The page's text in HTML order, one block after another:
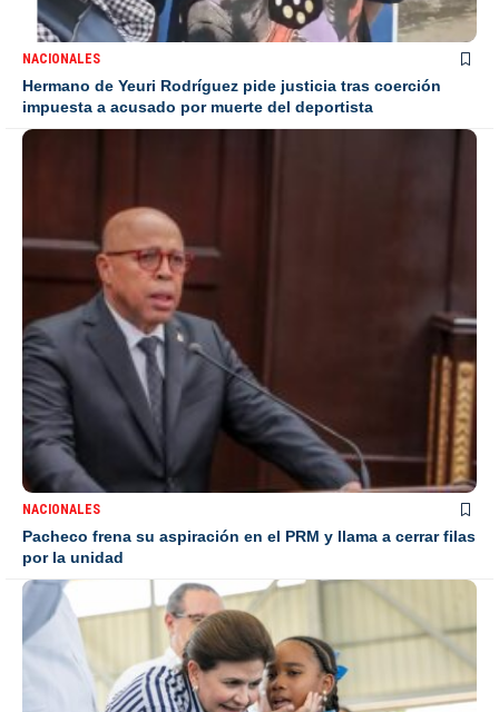
NACIONALES
Hermano de Yeuri Rodríguez pide justicia tras coerción
impuesta a acusado por muerte del deportista
NACIONALES
Pacheco frena su aspiración en el PRM y llama a cerrar filas
por la unidad